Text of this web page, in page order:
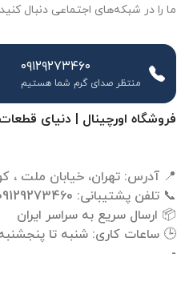
فروشگاه اورچینال | دنیای
-
ما را در شبکه‌های اجتماعی دنبال کنید
۰۹۱۲۹۲۷۳۴۶۰
منتظر صدای گرم شما هستیم